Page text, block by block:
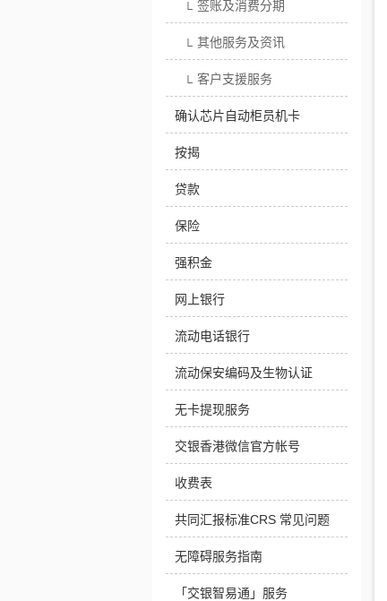
└ 签账及消费分期
└ 其他服务及资讯
└ 客户支援服务
确认芯片自动柜员机卡
按揭
贷款
保险
强积金
网上银行
流动电话银行
流动保安编码及生物认证
无卡提现服务
交银香港微信官方帐号
收费表
共同汇报标准CRS 常见问题
无障碍服务指南
「交银智易通」服务